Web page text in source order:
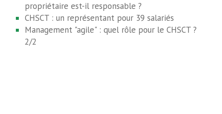
propriétaire est-il responsable ?
CHSCT : un représentant pour 39 salariés
Management "agile" : quel rôle pour le CHSCT ?
2/2